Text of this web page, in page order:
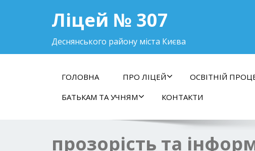
Ліцей № 307
Деснянського району міста Києва
ГОЛОВНА ПРО ЛІЦЕЙ ОСВІТНІЙ
БАТЬКАМ ТА УЧНЯМ
КОНТАКТИ
прозорість та